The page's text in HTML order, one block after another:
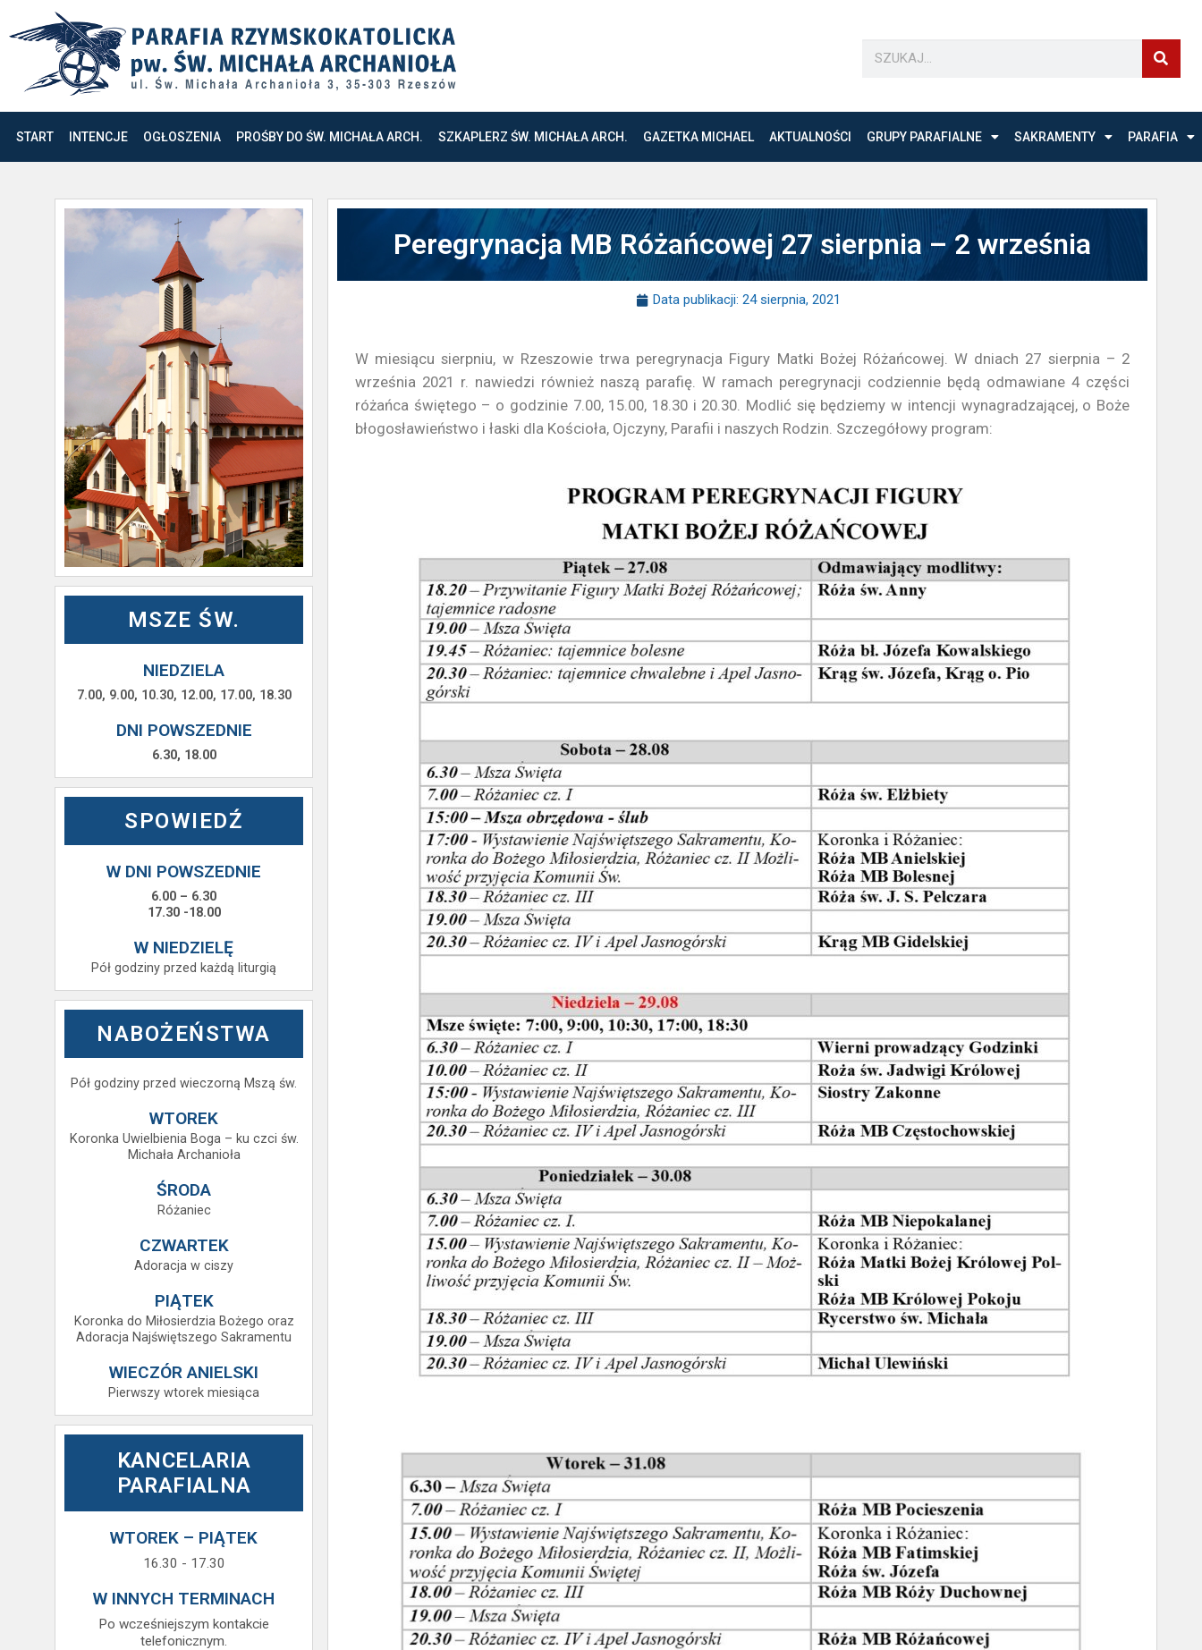
START INTENCJE OGŁOSZENIA PROŚBY DO ŚW. MICHAŁA ARCH. SZKAPLERZ ŚW. MICHAŁA ARCH. GAZETKA MICHAEL AKTUALNOŚCI GRUPY PARAFIALNE SAKRAMENTY PARAFIA
MSZE ŚW.
NIEDZIELA
7.00, 9.00, 10.30, 12.00, 17.00, 18.30
DNI POWSZEDNIE
6.30, 18.00
SPOWIEDŹ
W DNI POWSZEDNIE
6.00 – 6.30
17.30 -18.00
W NIEDZIELĘ
Pół godziny przed każdą liturgią
NABOŻEŃSTWA
Pół godziny przed wieczorną Mszą św.
WTOREK
Koronka Uwielbienia Boga – ku czci św.
Michała Archanioła
ŚRODA
Różaniec
CZWARTEK
Adoracja w ciszy
PIĄTEK
Koronka do Miłosierdzia Bożego oraz
Adoracja Najświętszego Sakramentu
WIECZÓR ANIELSKI
Pierwszy wtorek miesiąca
KANCELARIA
PARAFIALNA
WTOREK – PIĄTEK
16.30 - 17.30
W INNYCH TERMINACH
Po wcześniejszym kontakcie
telefonicznym.
Peregrynacja MB Różańcowej 27 sierpnia – 2 września
Data publikacji: 24 sierpnia, 2021
W miesiącu sierpniu, w Rzeszowie trwa peregrynacja Figury Matki Bożej Różańcowej. W dniach 27 sierpnia – 2
września 2021 r. nawiedzi również naszą parafię. W ramach peregrynacji codziennie będą odmawiane 4 części
różańca świętego – o godzinie 7.00, 15.00, 18.30 i 20.30. Modlić się będziemy w intencji wynagradzającej, o Boże
błogosławieństwo i łaski dla Kościoła, Ojczyny, Parafii i naszych Rodzin. Szczegółowy program: